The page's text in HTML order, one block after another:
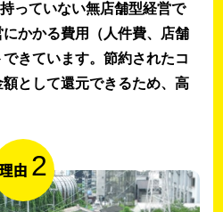
っていない無店舗型経営で
かかる費用（人件費、店舗
きています。節約されたコ
として還元できるため、高
理由 2